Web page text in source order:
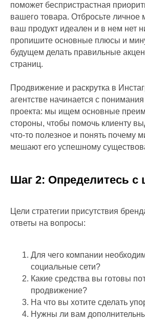
поможет беспристрастная
вашего товара. Отбросьте личное
ваш продукт идеален и в нем нет
пропишите основные плюсы и
будущем делать правильные
страниц.
Продвижение и раскрутка в
агентстве начинается с
проекта: мы ищем основные
стороны, чтобы помочь клиенту
что-то полезное и понять почему
мешают его успешному
Шаг 2: Определитесь с
Цели стратегии присутствия
ответы на вопросы:
Для чего компании
социальные сети?
Какие средства вы готовы
продвижение?
На что вы хотите сделать
Нужны ли вам